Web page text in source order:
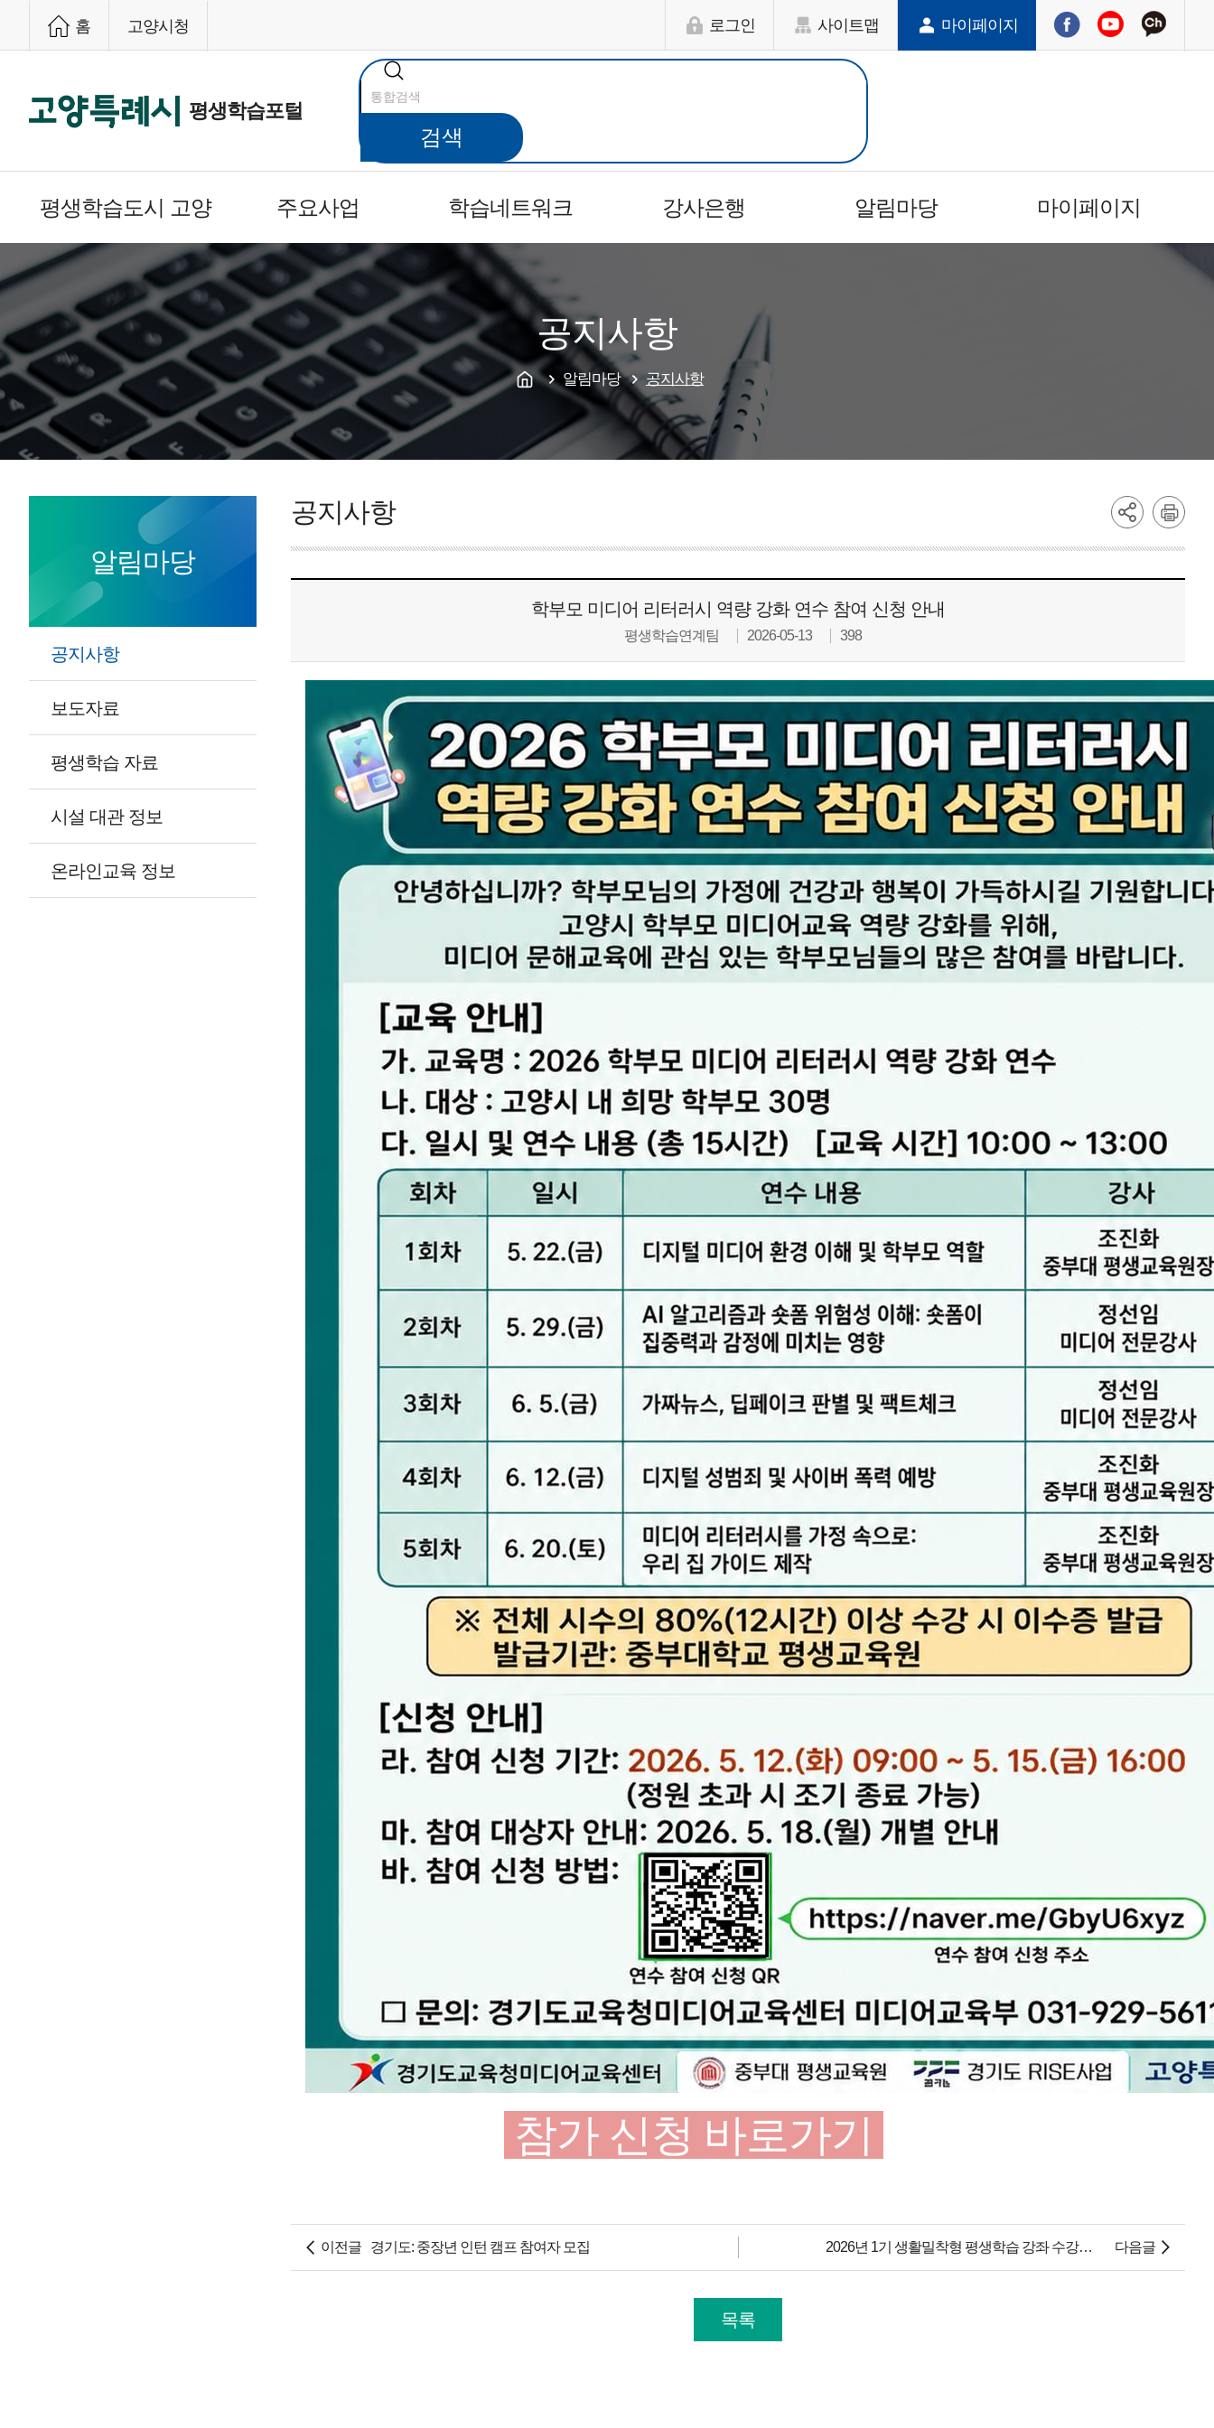
홈 고양시청 로그인 사이트맵 마이페이지
평생학습포털
통
합
검
검색
평생학습도시 고양 주요사업 학습네트워크 강사은행 알림마당 마이페이지
공지사항
알림마당 공지사항
알림마당
공지사항
보도자료
평생학습 자료
시설 대관 정보
온라인교육 정보
공지사항
학부모 미디어 리터러시 역량 강화 연수 참여 신청 안내
평생학습연계팀 2026-05-13 398
참가 신청 바로가기
이전글 경기도: 중장년 인턴 캠프 참여자 모집 다음글
2026년 1기 생활밀착형 평생학습 강좌 수강생 모집
목록